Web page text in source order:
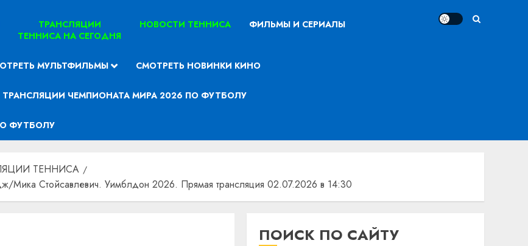
ТРАНСЛЯЦИИ
ТЕННИСА НА СЕГОДНЯ
НОВОСТИ ТЕННИСА ФИЛЬМЫ И СЕРИАЛЫ
МУЛЬТФИЛЬМЫ СМОТРЕТЬ НОВИНКИ КИНО
ТРАНСЛЯЦИИ ЧЕМПИОНАТА МИРА 2026 ПО ФУТБОЛУ
ФУТБОЛУ
ТЕННИСА
Стойсавлевич. Уимблдон 2026. Прямая трансляция 02.07.2026 в 14:30
ПОИСК ПО САЙТУ